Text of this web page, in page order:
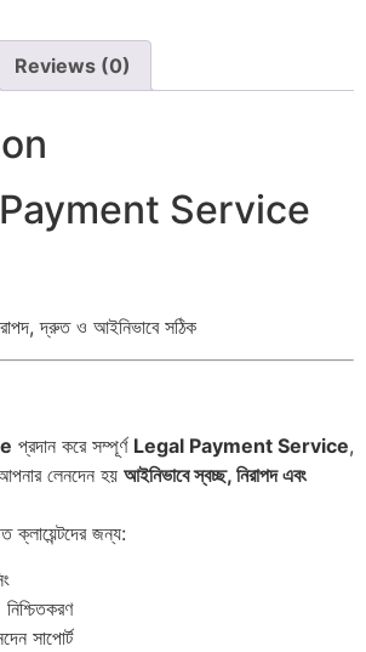
Reviews (0)
Service
দ্রুত ও আইনিভাবে সঠিক
প্রদান করে সম্পূর্ণ Legal Payment Service,
লেনদেন হয় আইনিভাবে স্বচ্ছ, নিরাপদ এবং
ক্লায়েন্টদের জন্য:
সাপোর্ট